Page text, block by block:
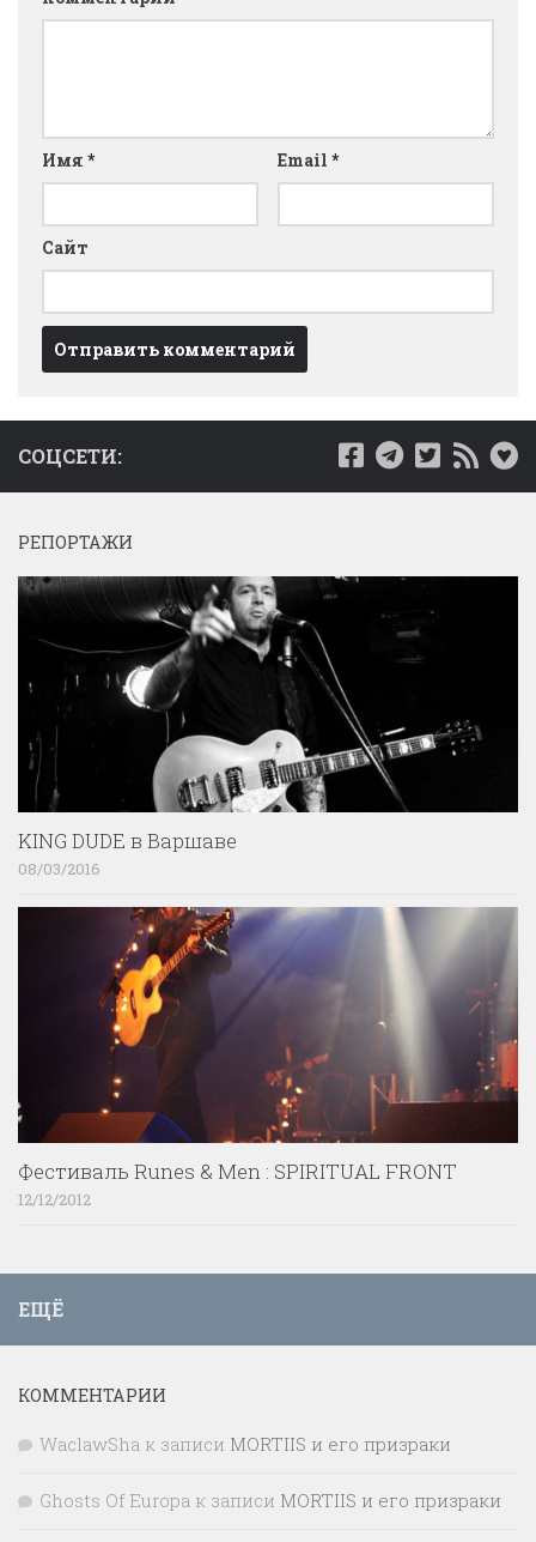
Имя * Email *
Сайт
СОЦСЕТИ:
РЕПОРТАЖИ
KING DUDE в Варшаве
08/03/2016
Фестиваль Runes & Men : SPIRITUAL FRONT
12/12/2012
ЕЩЁ
КОММЕНТАРИИ
WaclawSha к записи MORTIIS и его призраки
Ghosts Of Europa к записи MORTIIS и его призраки